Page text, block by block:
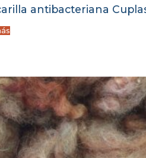
antibacteriana